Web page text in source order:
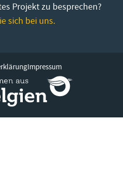
Projekt zu besprechen?
sich bei uns.
Impressum